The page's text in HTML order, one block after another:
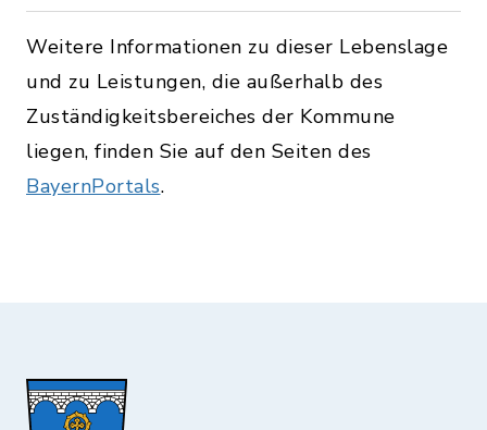
Weitere Informationen zu dieser Lebenslage
und zu Leistungen, die außerhalb des
Zuständigkeitsbereiches der Kommune
liegen, finden Sie auf den Seiten des
BayernPortals.